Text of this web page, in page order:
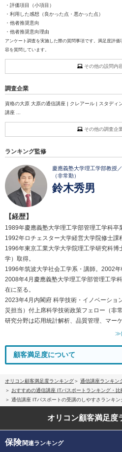
・評価項目（小項目）
・利用した感想（良かった点・悪かった点）
・他者推奨意向
・他者推奨意向理由
アンケート調査を実施した際の質問事項です。満足度評
容を質問しています。
その他の設問内
調査企業
資格の大原 大原の通信講座 | クレアール | スタディ
講座 ...
その他の調査企
ランキング監修
慶應義塾大学理工学部教授
（非常勤）
鈴木秀男
【経歴】
1989年慶應義塾大学理工学部管理工学科卒
1992年ロチェスター大学経営大学院修士課
1996年東京工業大学大学院理工学研究科
学）取得。
1996年筑波大学社会工学系・講師。2002年
2008年4月慶應義塾大学理工学部管理工学
在に至る。
2023年4月内閣府 科学技術・イノベーショ
災担当）付上席科学技術政策フェロー（非常
研究分野は応用統計解析、品質管理、マーケ
≫
顧客満足度について
オリコン顧客満足度ランキング
通信講座ランキン
おすすめの通信講座 ITパスポートランキング・比
通信講座 ITパスポートの受講のしやすさランキン
オリコン顧客満足度
保険関連ランキング